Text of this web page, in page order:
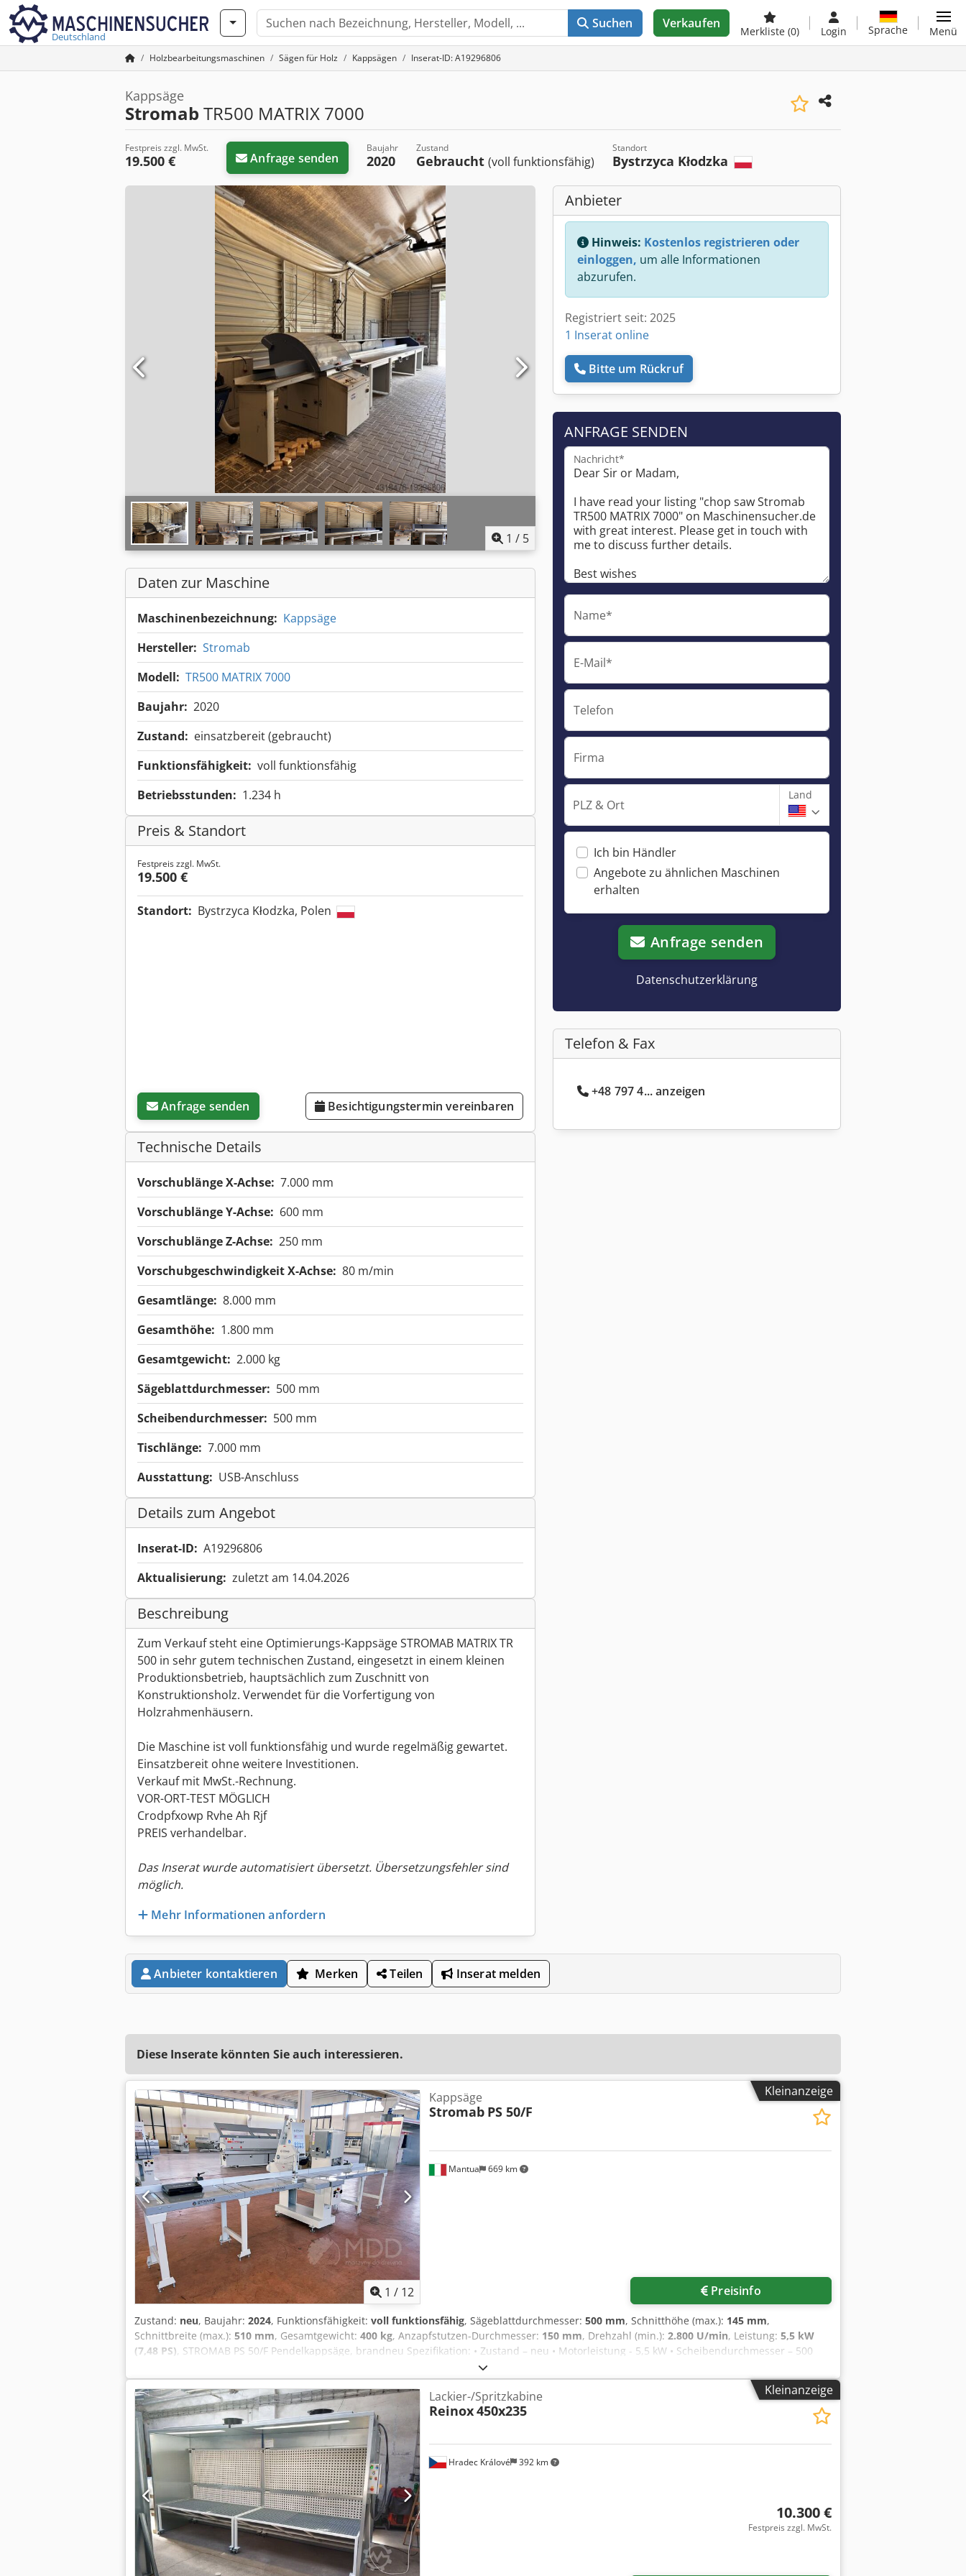
Deutschland
Suchen Verkaufen
Merkliste (0) Login Sprache Menü
Holzbearbeitungsmaschinen Sägen für Holz Kappsägen Inserat-ID: A19296806
Kappsäge
Stromab TR500 MATRIX 7000
Festpreis zzgl. MwSt.
19.500 € Anfrage senden
Baujahr
2020
Zustand
Gebraucht (voll funktionsfähig)
Standort
Bystrzyca Kłodzka
1 / 5
Daten zur Maschine
Maschinenbezeichnung: Kappsäge
Hersteller: Stromab
Modell: TR500 MATRIX 7000
Baujahr: 2020
Zustand: einsatzbereit (gebraucht)
Funktionsfähigkeit: voll funktionsfähig
Betriebsstunden: 1.234 h
Preis & Standort
Festpreis zzgl. MwSt.
19.500 €
Standort: Bystrzyca Kłodzka, Polen
Anfrage senden Besichtigungstermin vereinbaren
Technische Details
Vorschublänge X-Achse: 7.000 mm
Vorschublänge Y-Achse: 600 mm
Vorschublänge Z-Achse: 250 mm
Vorschubgeschwindigkeit X-Achse: 80 m/min
Gesamtlänge: 8.000 mm
Gesamthöhe: 1.800 mm
Gesamtgewicht: 2.000 kg
Sägeblattdurchmesser: 500 mm
Scheibendurchmesser: 500 mm
Tischlänge: 7.000 mm
Ausstattung: USB-Anschluss
Details zum Angebot
Inserat-ID: A19296806
Aktualisierung: zuletzt am 14.04.2026
Beschreibung
Zum Verkauf steht eine Optimierungs-Kappsäge STROMAB MATRIX TR
500 in sehr gutem technischen Zustand, eingesetzt in einem kleinen
Produktionsbetrieb, hauptsächlich zum Zuschnitt von
Konstruktionsholz. Verwendet für die Vorfertigung von
Holzrahmenhäusern.
Die Maschine ist voll funktionsfähig und wurde regelmäßig gewartet.
Einsatzbereit ohne weitere Investitionen.
Verkauf mit MwSt.-Rechnung.
VOR-ORT-TEST MÖGLICH
Crodpfxowp Rvhe Ah Rjf
PREIS verhandelbar.
Das Inserat wurde automatisiert übersetzt. Übersetzungsfehler sind
möglich.
Mehr Informationen anfordern
Anbieter
Hinweis: Kostenlos registrieren oder
einloggen, um alle Informationen
abzurufen.
Registriert seit: 2025
1 Inserat online
Bitte um Rückruf
ANFRAGE SENDEN
Nachricht*
Name*
E-Mail*
Telefon
Firma
PLZ & Ort
Land
Ich bin Händler
Angebote zu ähnlichen Maschinen
erhalten
Anfrage senden
Datenschutzerklärung
Telefon & Fax
+48 797 4... anzeigen
Anbieter kontaktieren Merken Teilen Inserat melden
Diese Inserate könnten Sie auch interessieren.
Kleinanzeige
1 / 12
Mantua 669 km
Kappsäge
Stromab PS 50/F
Preisinfo
Zustand: neu, Baujahr: 2024, Funktionsfähigkeit: voll funktionsfähig, Sägeblattdurchmesser: 500 mm, Schnitthöhe (max.): 145 mm,
Schnittbreite (max.): 510 mm, Gesamtgewicht: 400 kg, Anzapfstutzen-Durchmesser: 150 mm, Drehzahl (min.): 2.800 U/min, Leistung: 5,5 kW
(7,48 PS), STROMAB PS 50/F Pendelkappsäge, brandneu Spezifikation: • Zustand – neu • Motorleistung - 5,5 kW • Scheibendurchmesser – 500
mm • Motorwellendurchmesser - 30 mm • Motordrehzahl – 2.800 U/min • maximale Schnittbreite - 510 mm • maximale Schnitthöhe - 145 mm
Codpfx Ajrdwm Teh Rsrf • zusätzliche Ausziehtische – 2 x 2 m • Gewicht 400 kg • Produktionsjahr 2024/2025 • Geräuschemission - 85,5 dB(A) • Die
Maschine entspricht den CE-Normen Weitere Informationen: • Tische, die auf den der Maschine beiliegenden Fotos sichtbar sind (2 x 2,0 m) •
Verfügbar innerhalb von 7-10 Werktagen • Der angegebene Preis beinhaltet keine Mehrwertsteuer und keine Transportkosten
Kleinanzeige
Hradec Králové 392 km
Lackier-/Spritzkabine
Reinox450x235
10.300 €
Festpreis zzgl. MwSt.